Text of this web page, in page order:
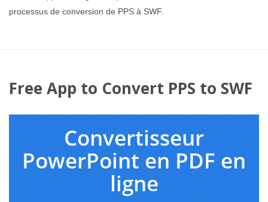
processus de conversion de PPS à SWF.
Free App to Convert PPS to SWF